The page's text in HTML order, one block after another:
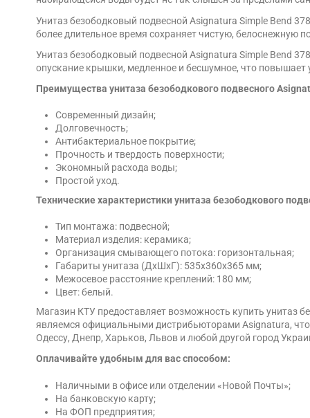
Унитаз безободковый подвесной Asignatura Simple Bend
более длительное время сохраняет чистую, белоснежную
Унитаз безободковый подвесной Asignatura Simple Bend
опускание крышки, медленное и бесшумное, что повышает
Преимущества унитаза безободкового подвесного
Современный дизайн;
Долговечность;
Антибактериальное покрытие;
Прочность и твердость поверхности;
Экономный расхода воды;
Простой уход.
Технические характеристики унитаза безободкового
Тип монтажа: подвесной;
Материал изделия: керамика;
Организация смывающего потока: горизонтальная;
Габариты унитаза (ДхШхГ): 535х360х365 мм;
Межосевое расстояние креплений: 180 мм;
Цвет: белый.
Магазин КТУ предоставляет возможность купить унитаз
являемся официальными дистрибьюторами Asignatura, что
Одессу, Днепр, Харьков, Львов и любой другой город
Оплачивайте удобным для вас способом:
Наличными в офисе или отделении «Новой Почты»;
На банковскую карту;
На ФОП предприятия;